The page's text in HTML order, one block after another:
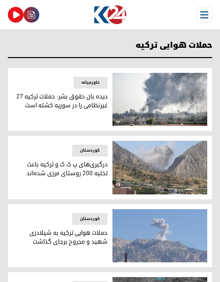
Open Menu
حملات هوایی ترکیه
دود ناشی از آتش سوزی در داخل سوریه در هنگام بمباران
خاورمیانه
دیده بان حقوق بشر: حملات ترکیه 27
غیرنظامی را در سوریه کشته است
بمباران منطقه آمیدی توسط هواپیماهای جنگی ترکیه در ٢٢ ژانویه ٢٠١٩ - عکس: کوردستان ٢٤
کوردستان
درگیری‌های پ ک ک و ترکیه باعث
تخلیه ٢٠٠ روستای مرزی شده‌اند
عکس:آرشیو
کوردستان
حملات هوایی ترکیه به شیلادزی
شهید و مجروح برجای گذاشت